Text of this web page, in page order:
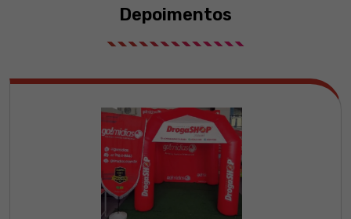
Depoimentos